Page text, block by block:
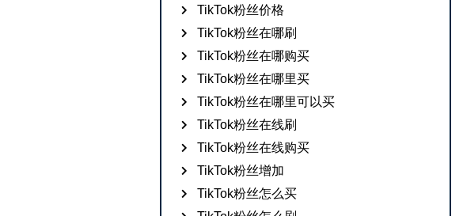
TikTok粉丝价格
TikTok粉丝在哪刷
TikTok粉丝在哪购买
TikTok粉丝在哪里买
TikTok粉丝在哪里可以买
TikTok粉丝在线刷
TikTok粉丝在线购买
TikTok粉丝增加
TikTok粉丝怎么买